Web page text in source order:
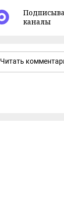
каналы
Читать